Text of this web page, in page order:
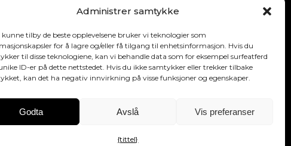
Administrer samtykke
kunne tilby de beste opplevelsene bruker vi teknologier som
for å lagre og/eller få tilgang til enhetsinformasjon. Hvis du
til disse teknologiene, kan vi behandle data som for eksempel surfeatferd
ID-er på dette nettstedet. Hvis du ikke samtykker eller trekker tilbake
kan det ha negativ innvirkning på visse funksjoner og egenskaper.
Godta Avslå Vis preferanser
{tittel}
automatisk OTA. Maskinvareelektronikk kan
Ring +45 29 75 00 45
CANVAS HiFi ApS
Flade Engvej 4
9900 Frederikshavn
Danmark
Følg oss